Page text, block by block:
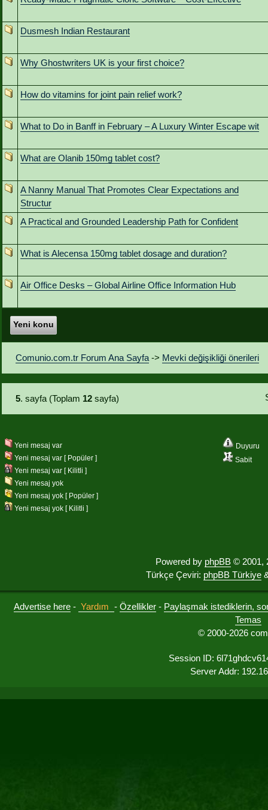
Dusmesh Indian Restaurant
Why Ghostwriters UK is your first choice?
How do vitamins for joint pain relief work?
What to Do in Banff in February – A Luxury Winter Escape wit
What are Olanib 150mg tablet cost?
A Nanny Manual That Promotes Clear Expectations and
Structur
A Practical and Grounded Leadership Path for Confident
What is Alecensa 150mg tablet dosage and duration?
Air Office Desks – Global Airline Office Information Hub
Yeni konu
Comunio.com.tr Forum Ana Sayfa -> Mevki değişikliği önerileri
5. sayfa (Toplam 12 sayfa)
Duyuru
Sabit
Yeni mesaj var
Yeni mesaj var [ Popüler ]
Yeni mesaj var [ Kilitli ]
Yeni mesaj yok
Yeni mesaj yok [ Popüler ]
Yeni mesaj yok [ Kilitli ]
Powered by phpBB © 2001,
Türkçe Çeviri: phpBB Türkiye
Advertise here - Yardım - Özellikler - Paylaşmak istediklerin,
Temas
© 2000-2026
Session ID:
Server Addr: